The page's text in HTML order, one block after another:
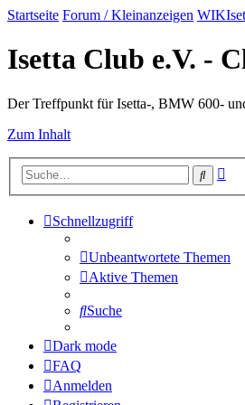
Startseite Forum / Kleinanzeigen
Isetta Club e.V. -
Der Treffpunkt für Isetta-, BMW 600-
Zum Inhalt
Suche
Schnellzugriff
Unbeantwortete Themen
Aktive Themen
Suche
Dark mode
FAQ
Anmelden